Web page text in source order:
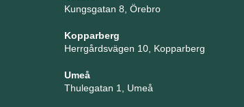
Kungsgatan 8, Örebro
Kopparberg
Herrgårdsvägen 10, Kopparberg
Umeå
Thulegatan 1, Umeå